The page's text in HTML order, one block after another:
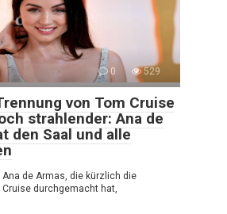
0 529
von Tom Cruise
strahlender: Ana de
den Saal und alle
de Armas, die kürzlich die
durchgemacht hat,